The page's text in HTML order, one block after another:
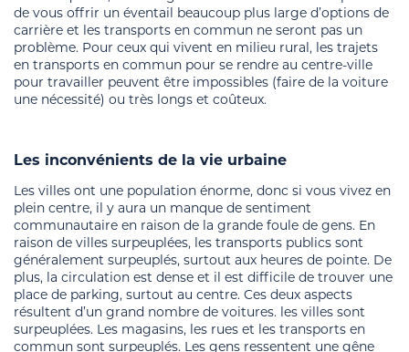
de vous offrir un éventail beaucoup plus large d’options de
carrière et les transports en commun ne seront pas un
problème. Pour ceux qui vivent en milieu rural, les trajets
en transports en commun pour se rendre au centre-ville
pour travailler peuvent être impossibles (faire de la voiture
une nécessité) ou très longs et coûteux.
Les inconvénients de la vie urbaine
Les villes ont une population énorme, donc si vous vivez en
plein centre, il y aura un manque de sentiment
communautaire en raison de la grande foule de gens. En
raison de villes surpeuplées, les transports publics sont
généralement surpeuplés, surtout aux heures de pointe. De
plus, la circulation est dense et il est difficile de trouver une
place de parking, surtout au centre. Ces deux aspects
résultent d’un grand nombre de voitures. les villes sont
surpeuplées. Les magasins, les rues et les transports en
commun sont surpeuplés. Les gens ressentent une gêne